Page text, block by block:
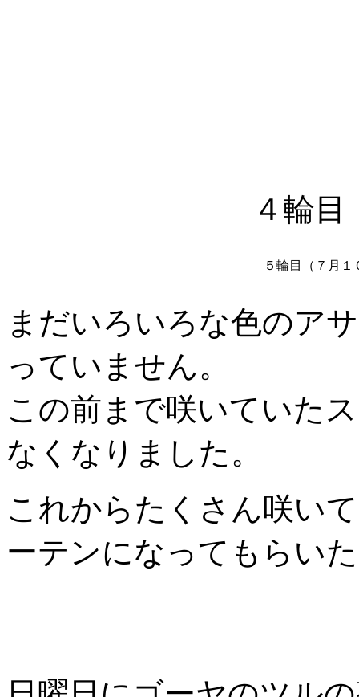
４輪
５輪目（７月１
まだいろいろな色のア
っていません。
この前まで咲いていた
なくなりました。
これからたくさん咲い
ーテンになってもらい